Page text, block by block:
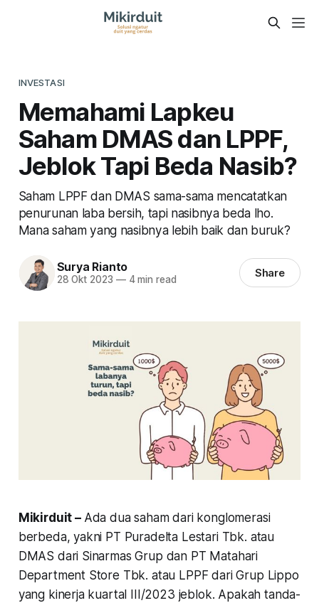
INVESTASI
Memahami Lapkeu
Saham DMAS dan LPPF,
Jeblok Tapi Beda Nasib?
Saham LPPF dan DMAS sama-sama mencatatkan
penurunan laba bersih, tapi nasibnya beda lho.
Mana saham yang nasibnya lebih baik dan buruk?
Surya Rianto
28 Okt 2023 —4 min read Share
Mikirduit – Ada dua saham dari konglomerasi
berbeda, yakni PT Puradelta Lestari Tbk. atau
DMAS dari Sinarmas Grup dan PT Matahari
Department Store Tbk. atau LPPF dari Grup Lippo
yang kinerja kuartal III/2023 jeblok. Apakah tanda-